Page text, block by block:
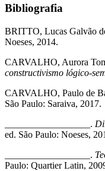
Bibliografia
BRITTO, Lucas Galvão
Noeses, 2014.
CARVALHO, Aurora
constructivismo lógico-
CARVALHO, Paulo de
São Paulo: Saraiva, 2017.
__________________.
ed. São Paulo: Noeses,
__________________.
Paulo: Quartier Latin,